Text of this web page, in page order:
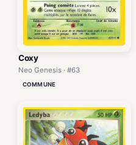
Coxy
Neo Genesis · #63
COMMUNE